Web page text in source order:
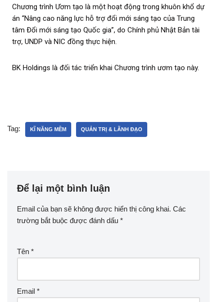
Chương trình Ươm tạo là một hoạt động trong khuôn khổ dự
án “Nâng cao năng lực hỗ trợ đổi mới sáng tạo của Trung
tâm Đổi mới sáng tạo Quốc gia”, do Chính phủ Nhật Bản tài
trợ, UNDP và NIC đồng thực hiện.
BK Holdings là đối tác triển khai Chương trình ươm tạo này.
Tag: KĨ NĂNG MỀM QUẢN TRỊ & LÃNH ĐẠO
Để lại một bình luận
Email của bạn sẽ không được hiển thị công khai. Các
trường bắt buộc được đánh dấu *
Tên *
Email *